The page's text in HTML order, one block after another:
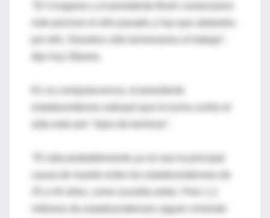
"El Congreso y el presidente Bush comenzaron
millones de estadounidenses siguen viviendo